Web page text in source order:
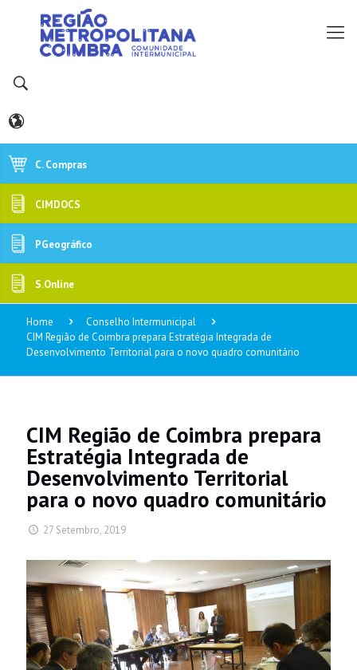
C. Compras
CIMDOCS
PGeográfico
S.Online
Home
Conselho Intermunicipal
CIM Região de Coimbra prepara Estratégia Integrada de
Desenvolvimento Territorial para o novo quadro comunitário
CIM Região de Coimbra prepara
Estratégia Integrada de
Desenvolvimento Territorial
para o novo quadro comunitário
27 Setembro, 2019